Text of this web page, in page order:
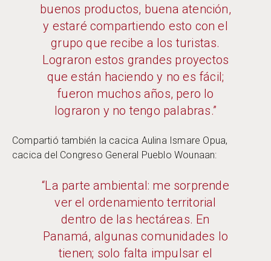
buenos productos, buena atención,
y estaré compartiendo esto con el
grupo que recibe a los turistas.
Lograron estos grandes proyectos
que están haciendo y no es fácil;
fueron muchos años, pero lo
lograron y no tengo palabras.”
Compartió también la cacica Aulina Ismare Opua,
cacica del Congreso General Pueblo Wounaan:
“La parte ambiental: me sorprende
ver el ordenamiento territorial
dentro de las hectáreas. En
Panamá, algunas comunidades lo
tienen; solo falta impulsar el